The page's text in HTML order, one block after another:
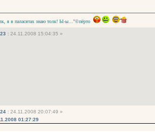
я в паласятах знаю толк! Ы-ы..."©пёрто
: 24.11.2008 15:04:35 »
: 24.11.2008 20:07:49 »
01:27:29